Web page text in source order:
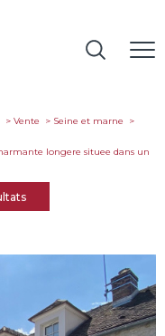
Vente
Seine et marne